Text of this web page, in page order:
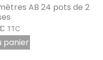
22/24 60 mètres
de 30 masses
TTC
panier